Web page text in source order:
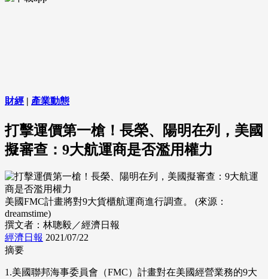
財經 | 產業動態
打擊運價第一槍！長榮、陽明在列，美國
擬審查：9大航運商是否濫用權力
美國FMC計畫將對9大貨櫃航運商進行調查。 (來源：
dreamstime)
撰文者：林聰毅／經濟日報
經濟日報 2021/07/22
摘要
1.美國聯邦海事委員會（FMC）計畫對在美國經營業務的9大